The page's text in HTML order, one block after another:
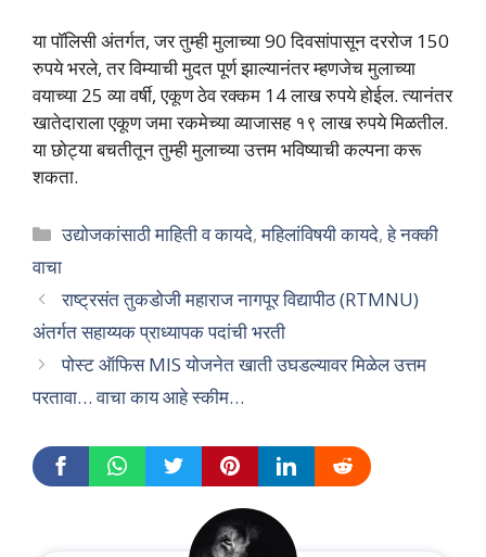
या पॉलिसी अंतर्गत, जर तुम्ही मुलाच्या 90 दिवसांपासून दररोज 150
रुपये भरले, तर विम्याची मुदत पूर्ण झाल्यानंतर म्हणजेच मुलाच्या
वयाच्या 25 व्या वर्षी, एकूण ठेव रक्कम 14 लाख रुपये होईल. त्यानंतर
खातेदाराला एकूण जमा रकमेच्या व्याजासह १९ लाख रुपये मिळतील.
या छोट्या बचतीतून तुम्ही मुलाच्या उत्तम भविष्याची कल्पना करू
शकता.
Categories
उद्योजकांसाठी माहिती व कायदे,महिलांविषयी कायदे,हे नक्की
वाचा
राष्ट्रसंत तुकडोजी महाराज नागपूर विद्यापीठ (RTMNU)
अंतर्गत सहाय्यक प्राध्यापक पदांची भरती
पोस्ट ऑफिस MIS योजनेत खाती उघडल्यावर मिळेल उत्तम
परतावा… वाचा काय आहे स्कीम…